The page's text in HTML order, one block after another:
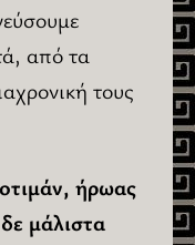
από τα
τους
ήρωας
μάλιστα